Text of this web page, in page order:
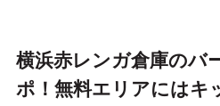
横浜赤レンガ倉庫のバ
ポ！無料エリアにはキ